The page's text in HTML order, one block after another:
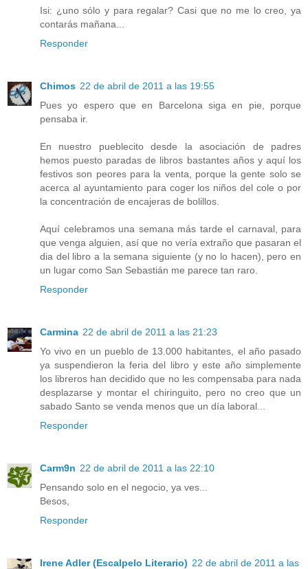
Isi: ¿uno sólo y para regalar? Casi que no me lo creo, ya
contarás mañana...
Responder
Chimos 22 de abril de 2011 a las 19:55
Pues yo espero que en Barcelona siga en pie, porque
pensaba ir.
En nuestro pueblecito desde la asociación de padres
hemos puesto paradas de libros bastantes años y aquí los
festivos son peores para la venta, porque la gente solo se
acerca al ayuntamiento para coger los niños del cole o por
la concentración de encajeras de bolillos.
Aquí celebramos una semana más tarde el carnaval, para
que venga alguien, así que no vería extraño que pasaran el
dia del libro a la semana siguiente (y no lo hacen), pero en
un lugar como San Sebastián me parece tan raro.
Responder
Carmina 22 de abril de 2011 a las 21:23
Yo vivo en un pueblo de 13.000 habitantes, el año pasado
ya suspendieron la feria del libro y este año simplemente
los libreros han decidido que no les compensaba para nada
desplazarse y montar el chiringuito, pero no creo que un
sabado Santo se venda menos que un día laboral...
Responder
Carm9n 22 de abril de 2011 a las 22:10
Pensando solo en el negocio, ya ves...
Besos,
Responder
Irene Adler (Escalpelo Literario) 22 de abril de 2011 a las